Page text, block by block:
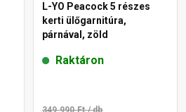
L-YO Peacock 5 részes
kerti ülőgarnitúra,
párnával, zöld
Raktáron